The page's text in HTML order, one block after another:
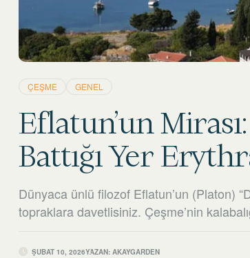
ÇEŞME GENEL
Eflatun’un
Battığı Yer
Dünyaca ünlü filozof Eflatun’un (Platon)
topraklara davetlisiniz. Çeşme’nin
Club olarak, binlerce yıllık Erythrai
ŞUBAT 10, 2026YAZAN: AKAYGARDEN